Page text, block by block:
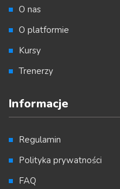
O nas
O platformie
Kursy
Trenerzy
Informacje
Regulamin
Polityka prywatności
FAQ